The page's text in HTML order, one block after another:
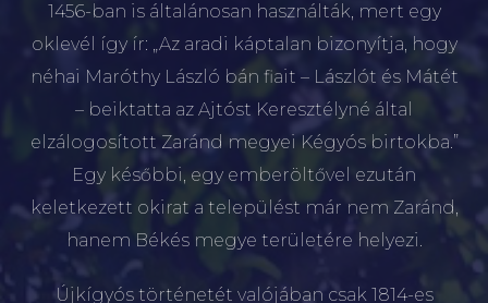
1456-ban is általánosan használták, mert egy
oklevél így ír: „Az aradi káptalan bizonyítja, hogy
néhai Maróthy László bán fiait – Lászlót és Mátét
– beiktatta az Ajtóst Keresztélyné által
elzálogosított Zaránd megyei Kégyós birtokba.”
Egy későbbi, egy emberöltővel ezután
keletkezett okirat a települést már nem Zaránd,
hanem Békés megye területére helyezi.
Újkígyós történetét valójában csak 1814-es